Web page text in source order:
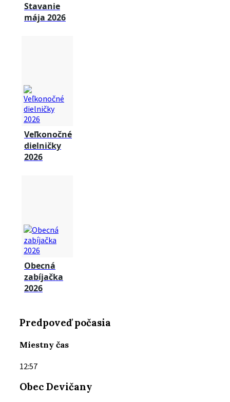
Stavanie
mája 2026
Veľkonočné
dielničky
2026
Obecná
zabíjačka
2026
Predpoveď počasia
Miestny čas
12:57
Obec Devičany